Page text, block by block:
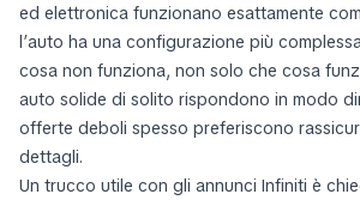
ed elettronica funzionano esattamente
l’auto ha una configurazione più
cosa non funziona, non solo che cosa
auto solide di solito rispondono in modo
offerte deboli spesso preferiscono
dettagli.
Un trucco utile con gli annunci Infiniti è